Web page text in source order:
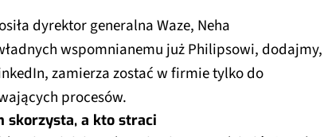
dyrektor generalna Waze, Neha
wspomnianemu już Philipsowi, dodajmy,
zamierza zostać w firmie tylko do
procesów.
skorzysta, a kto straci